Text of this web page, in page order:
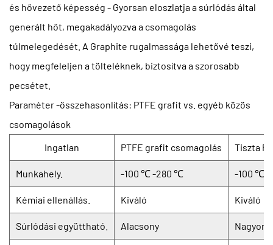
és hővezető képesség - Gyorsan eloszlatja a súrlódás által
generált hőt, megakadályozva a csomagolás
túlmelegedését. A Graphite rugalmassága lehetővé teszi,
hogy megfeleljen a tölteléknek, biztosítva a szorosabb
pecsétet.
Paraméter -összehasonlítás: PTFE grafit vs. egyéb közös
csomagolások
Ingatlan
PTFE grafit csomagolás Tiszta
Munkahely. -100 ℃ -280 ℃ -100 ℃
Kémiai ellenállás. Kiváló Kiváló
Súrlódási együttható. Alacsony Nagyon